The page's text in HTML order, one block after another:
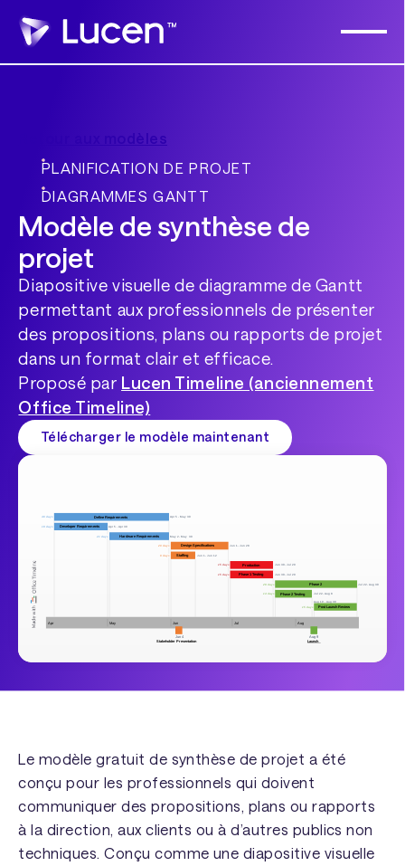
Retour aux modèles
PLANIFICATION DE PROJET
DIAGRAMMES GANTT
Modèle de synthèse de
projet
Diapositive visuelle de diagramme de Gantt
permettant aux professionnels de présenter
des propositions, plans ou rapports de projet
dans un format clair et efficace.
Proposé par Lucen Timeline (anciennement
Office Timeline)
Télécharger le modèle maintenant
Le modèle gratuit de synthèse de projet a été
conçu pour les professionnels qui doivent
communiquer des propositions, plans ou rapports
à la direction, aux clients ou à d’autres publics non
techniques. Conçu comme une diapositive visuelle